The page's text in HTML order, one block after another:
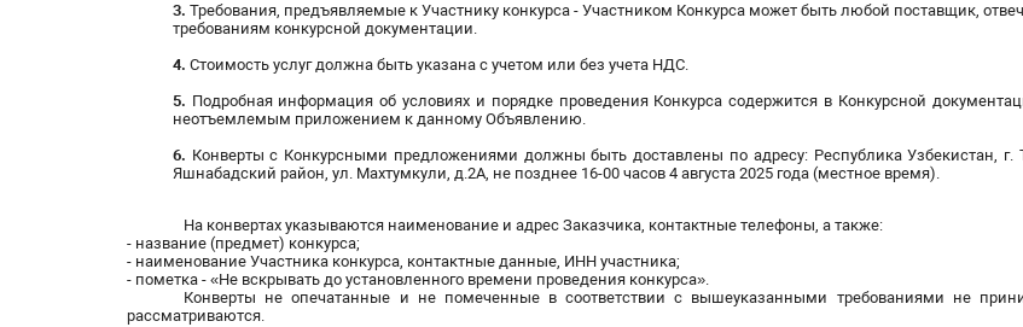
3. Требования, предъявляемые к Участнику конкурса - Участником Конкурса может быть любой поставщик,
требованиям конкурсной документации.
4. Стоимость услуг должна быть указана с учетом или без учета НДС.
5. Подробная информация об условиях и порядке проведения Конкурса содержится в Конкурсной
неотъемлемым приложением к данному Объявлению.
6. Конверты с Конкурсными предложениями должны быть доставлены по адресу: Республика Узбекистан, г.
Яшнабадский район, ул. Махтумкули, д.2А, не позднее 16-00 часов 4 августа 2025 года (местное время).
На конвертах указываются наименование и адрес Заказчика, контактные телефоны, а также:
- название (предмет) конкурса;
- наименование Участника конкурса, контактные данные, ИНН участника;
- пометка - «Не вскрывать до установленного времени проведения конкурса».
Конверты не опечатанные и не помеченные в соответствии с вышеуказанными требованиями не
рассматриваются.